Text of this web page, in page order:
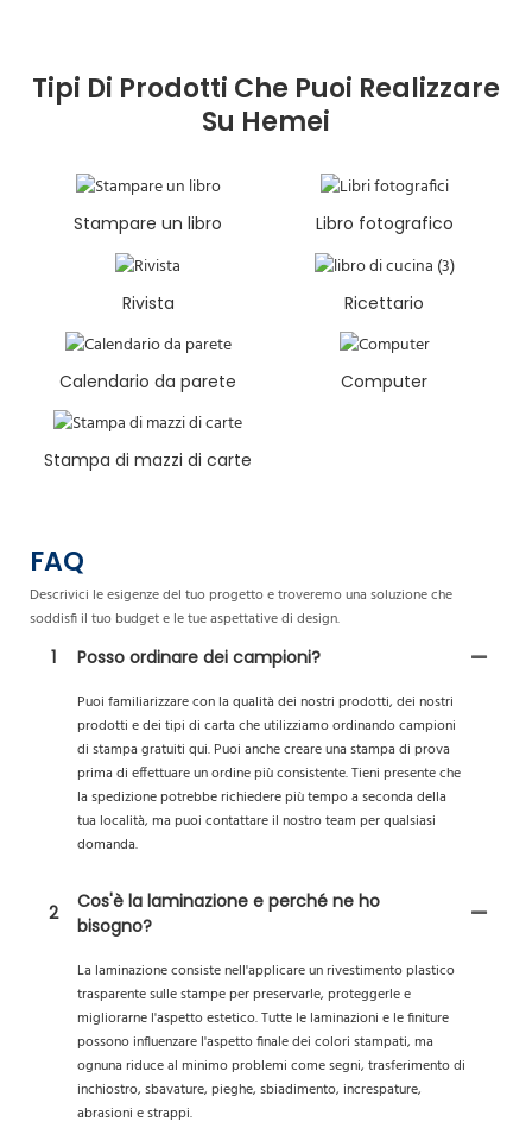
Tipi Di Prodotti Che Puoi Realizzare
Su Hemei
Stampare un libro Libro fotografico
Rivista Ricettario
Calendario da parete Computer
Stampa di mazzi di carte
FAQ
Descrivici le esigenze del tuo progetto e troveremo una soluzione che
soddisfi il tuo budget e le tue aspettative di design.
1
Posso ordinare dei campioni?
Puoi familiarizzare con la qualità dei nostri prodotti, dei nostri
prodotti e dei tipi di carta che utilizziamo ordinando campioni
di stampa gratuiti qui. Puoi anche creare una stampa di prova
prima di effettuare un ordine più consistente. Tieni presente che
la spedizione potrebbe richiedere più tempo a seconda della
tua località, ma puoi contattare il nostro team per qualsiasi
domanda.
2
Cos'è la laminazione e perché ne ho
bisogno?
La laminazione consiste nell'applicare un rivestimento plastico
trasparente sulle stampe per preservarle, proteggerle e
migliorarne l'aspetto estetico. Tutte le laminazioni e le finiture
possono influenzare l'aspetto finale dei colori stampati, ma
ognuna riduce al minimo problemi come segni, trasferimento di
inchiostro, sbavature, pieghe, sbiadimento, increspature,
abrasioni e strappi.